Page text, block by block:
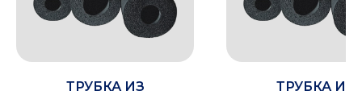
ТРУБКА ИЗ
ТРУБКА ИЗ